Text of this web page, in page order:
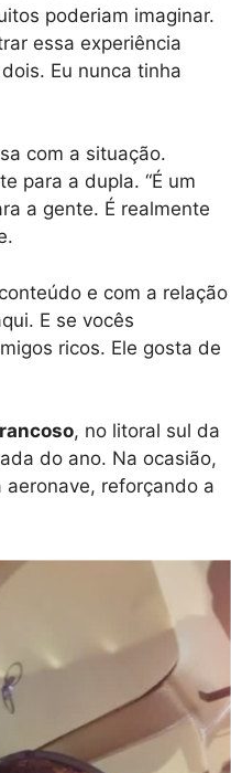
poderiam imaginar.
essa experiência
Eu nunca tinha
com a situação.
para a dupla. “É um
a gente. É realmente
e com a relação
E se vocês
ricos. Ele gosta de
, no litoral sul da
do ano. Na ocasião,
aeronave, reforçando a